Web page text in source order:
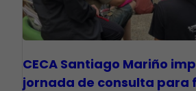
CECA Santiago Mariño
jornada de consulta para